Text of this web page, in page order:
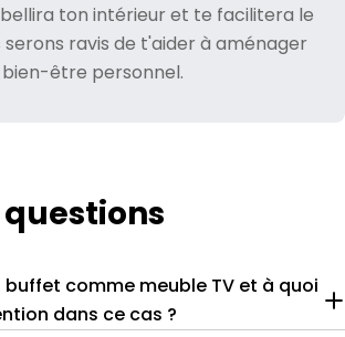
ton intérieur et te facilitera le
serons ravis de t'aider à aménager
être personnel.
buffet comme meuble TV et à quoi
dans ce cas ?